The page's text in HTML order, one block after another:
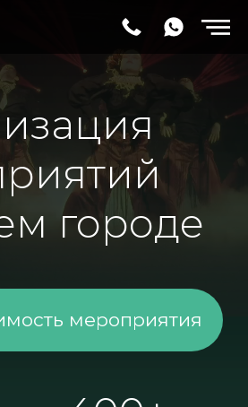
мероприятия
400+
Корпоративных